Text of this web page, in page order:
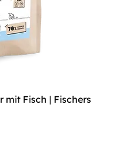
mit Fisch | Fischers